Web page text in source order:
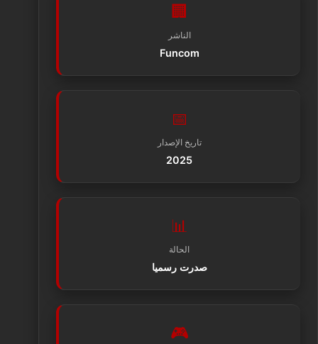
🏢
الناشر
Funcom
📅
تاريخ الإصدار
2025
📊
الحالة
صدرت رسميا
🎮